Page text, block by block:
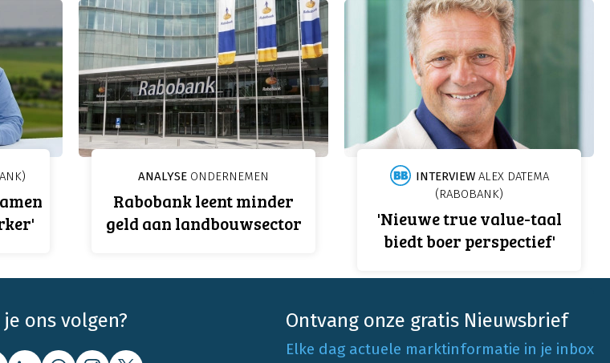
ANALYSE ONDERNEMEN
Rabobank leent minder
geld aan landbouwsector
INTERVIEWALEX DATEMA
(RABOBANK)
'Nieuwe true value-taal
biedt boer perspectief'
ons volgen? Ontvang onze gratis Nieuwsbrief
Elke dag actuele marktinformatie in je inbox